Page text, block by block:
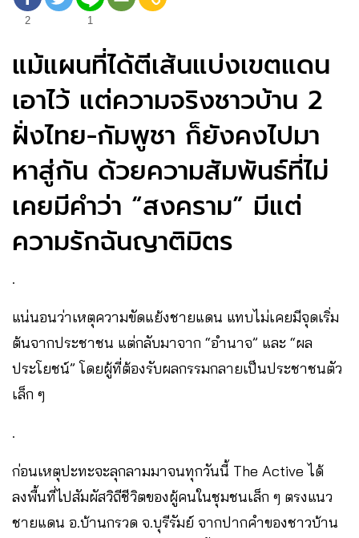
2 1
แม้แผนที่ได้ตีเส้นแบ่งเขตแดน
เอาไว้ แต่ความจริงชาวบ้าน 2
ฝั่งไทย-กัมพูชา ก็ยังคงไปมา
หาสู่กัน ด้วยความสัมพันธ์ที่ไม่
เคยมีคำว่า “สงคราม” มีแต่
ความรักฉันญาติมิตร
.
แน่นอนว่าเหตุความขัดแย้งชายแดน แทบไม่เคยมีจุดเริ่ม
ต้นจากประชาชน แต่กลับมาจาก “อำนาจ” และ “ผล
ประโยชน์” โดยผู้ที่ต้องรับผลกรรมกลายเป็นประชาชนตัว
เล็ก ๆ
.
ก่อนเหตุปะทะจะลุกลามมาจนทุกวันนี้ The Active ได้
ลงพื้นที่ไปสัมผัสวิถีชีวิตของผู้คนในชุมชนเล็ก ๆ ตรงแนว
ชายแดน อ.บ้านกรวด จ.บุรีรัมย์ จากปากคำของชาวบ้าน